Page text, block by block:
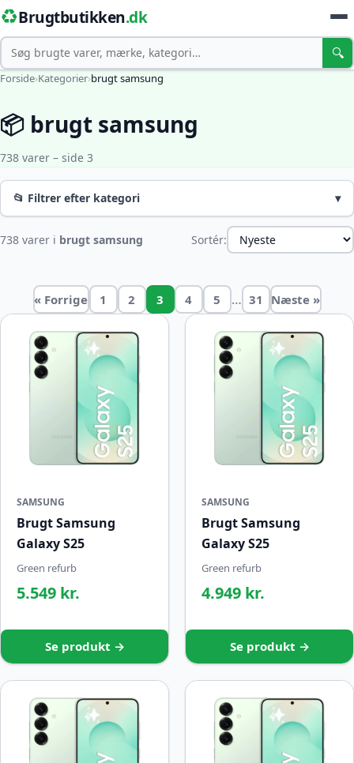
♻️Brugtbutikken.dk
Søg 🔍
Forside›Kategorier›brugt samsung
📦 brugt samsung
738 varer – side 3
📂 Filtrer efter kategori ▾
738 varer i brugt samsung Sortér:
« Forrige 1 2 3 4 5 … 31 Næste »
SAMSUNG
Brugt Samsung
Galaxy S25
Green refurb
5.549 kr.
Se produkt →
SAMSUNG
Brugt Samsung
Galaxy S25
Green refurb
4.949 kr.
Se produkt →